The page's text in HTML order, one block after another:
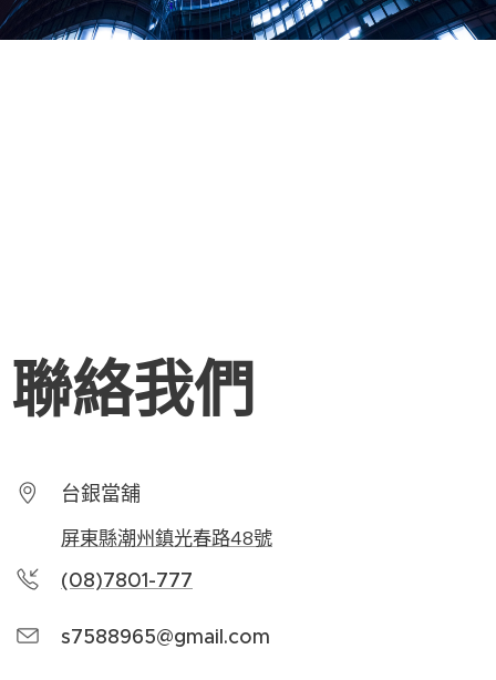
聯絡我們
台銀當舖
屏東縣潮州鎮光春路48號
(08)7801-777
s7588965@gmail.com